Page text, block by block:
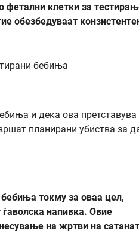
фетални клетки за
обезбедуваат
и дека ова претставува
планирани убиства за
токму за оваа цел,
напивка. Овие
на жртви на